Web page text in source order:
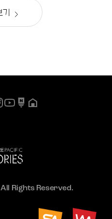
All Rights Reserved.